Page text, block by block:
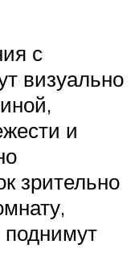
с
визуально
и
зрительно
поднимут